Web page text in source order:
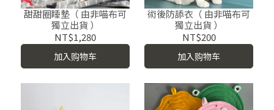
甜甜圈睡墊（ 由非喵布可
獨立出貨 ）
NT$1,280
加入购物车
術後防舔衣（ 由非喵布可
獨立出貨 ）
NT$200
加入购物车